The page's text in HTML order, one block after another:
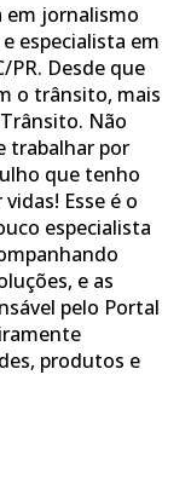
em jornalismo
especialista em
PR. Desde que
o trânsito, mais
Não
trabalhar por
que tenho
Esse é o
especialista
e as
pelo Portal
produtos e